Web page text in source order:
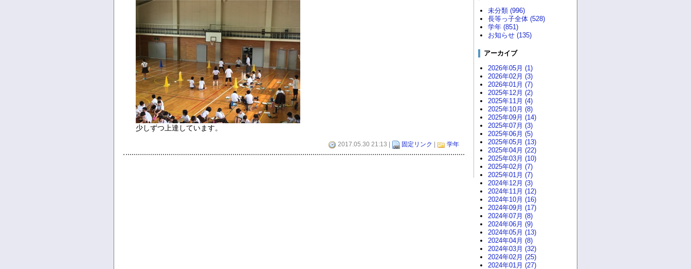
少しずつ上達しています。
2017.05.30 21:13 | 固定リンク 学年
未分類 (996)
長等っ子全体 (528)
学年 (851)
お知らせ (135)
アーカイブ
2026年05月 (1)
2026年02月 (3)
2026年01月 (7)
2025年12月 (2)
2025年11月 (4)
2025年10月 (8)
2025年09月 (14)
2025年07月 (3)
2025年06月 (5)
2025年05月 (13)
2025年04月 (22)
2025年03月 (10)
2025年02月 (7)
2025年01月 (7)
2024年12月 (3)
2024年11月 (12)
2024年10月 (16)
2024年09月 (17)
2024年07月 (8)
2024年06月 (9)
2024年05月 (13)
2024年04月 (8)
2024年03月 (32)
2024年02月 (25)
2024年01月 (27)